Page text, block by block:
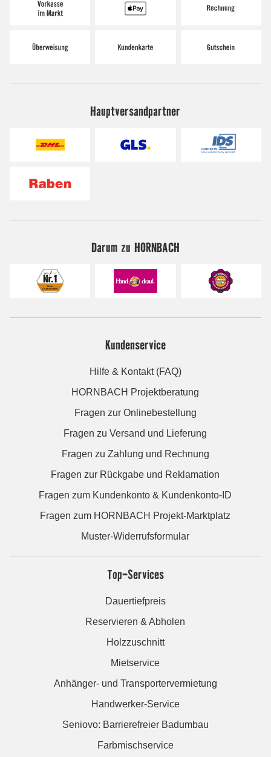
Hauptversandpartner
Darum zu HORNBACH
Kundenservice
Hilfe & Kontakt (FAQ)
HORNBACH Projektberatung
Fragen zur Onlinebestellung
Fragen zu Versand und Lieferung
Fragen zu Zahlung und Rechnung
Fragen zur Rückgabe und Reklamation
Fragen zum Kundenkonto & Kundenkonto-ID
Fragen zum HORNBACH Projekt-Marktplatz
Muster-Widerrufsformular
Top-Services
Dauertiefpreis
Reservieren & Abholen
Holzzuschnitt
Mietservice
Anhänger- und Transportervermietung
Handwerker-Service
Seniovo: Barrierefreier Badumbau
Farbmischservice